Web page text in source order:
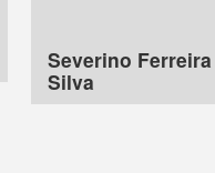
Severino
Silva